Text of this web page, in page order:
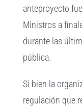
anteproyecto
Ministros a
durante las
pública.
Si bien la
regulación que